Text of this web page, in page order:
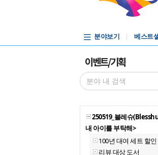
분야보기 베스트
이벤트/기획
250519_블레슈
내 아이를 부탁해>
100년 대여 세트 할인
리뷰 대상 도서